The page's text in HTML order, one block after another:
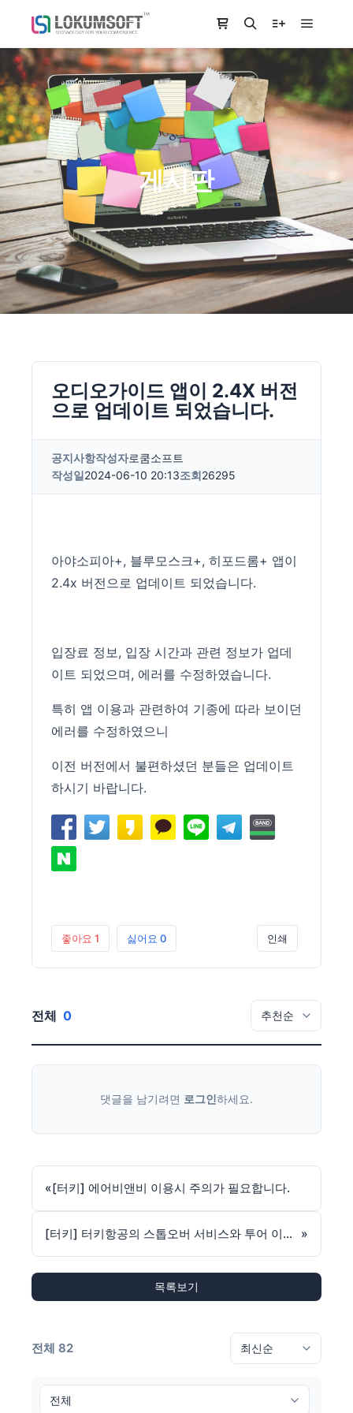
게시판
오디오가이드 앱이 2.4X 버전
으로 업데이트 되었습니다.
공지사항작성자로쿰소프트
작성일2024-06-10 20:13조회26295
아야소피아+, 블루모스크+, 히포드롬+ 앱이
2.4x 버전으로 업데이트 되었습니다.
입장료 정보, 입장 시간과 관련 정보가 업데
이트 되었으며, 에러를 수정하였습니다.
특히 앱 이용과 관련하여 기종에 따라 보이던
에러를 수정하였으니
이전 버전에서 불편하셨던 분들은 업데이트
하시기 바랍니다.
좋아요 1 싫어요 0 인쇄
전체 0
댓글을 남기려면 로그인하세요.
«[터키] 에어비앤비 이용시 주의가 필요합니다.
[터키] 터키항공의 스톱오버 서비스와 투어 이스탄불 서비스를 이용하세요. »
목록보기
전체 82